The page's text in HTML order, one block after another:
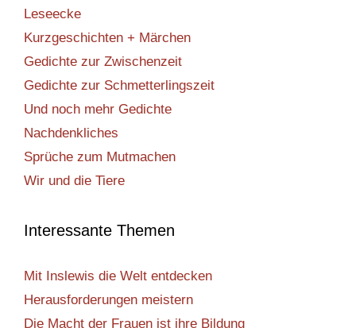
Leseecke
Kurzgeschichten + Märchen
Gedichte zur Zwischenzeit
Gedichte zur Schmetterlingszeit
Und noch mehr Gedichte
Nachdenkliches
Sprüche zum Mutmachen
Wir und die Tiere
Interessante Themen
Mit Inslewis die Welt entdecken
Herausforderungen meistern
Die Macht der Frauen ist ihre Bildung